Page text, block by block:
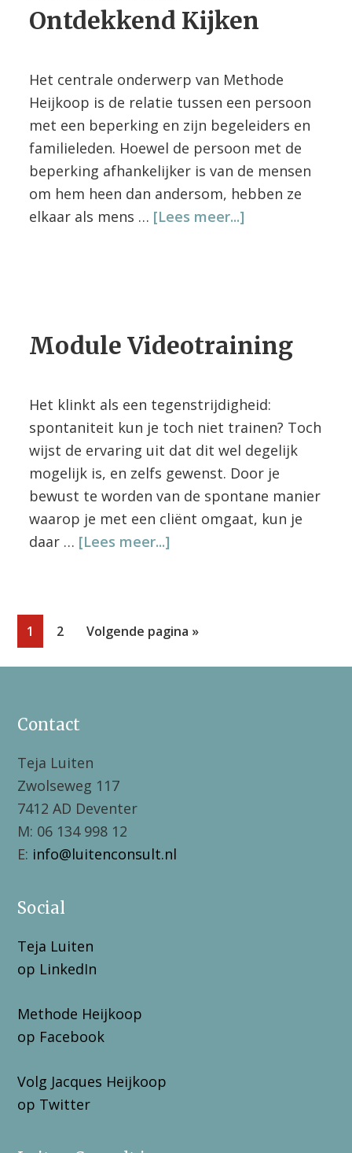
Ontdekkend Kijken
Het centrale onderwerp van Methode
Heijkoop is de relatie tussen een persoon
met een beperking en zijn begeleiders en
familieleden. Hoewel de persoon met de
beperking afhankelijker is van de mensen
om hem heen dan andersom, hebben ze
elkaar als mens … [Lees meer...]
Module Videotraining
Het klinkt als een tegenstrijdigheid:
spontaniteit kun je toch niet trainen? Toch
wijst de ervaring uit dat dit wel degelijk
mogelijk is, en zelfs gewenst. Door je
bewust te worden van de spontane manier
waarop je met een cliënt omgaat, kun je
daar … [Lees meer...]
Pagina
1 Pagina
2
Ga
Volgende pagina »
Footer
Contact
Teja Luiten
Zwolseweg 117
7412 AD Deventer
M: 06 134 998 12
E: info@luitenconsult.nl
Social
Teja Luiten
op LinkedIn
Methode Heijkoop
op Facebook
Volg Jacques Heijkoop
op Twitter